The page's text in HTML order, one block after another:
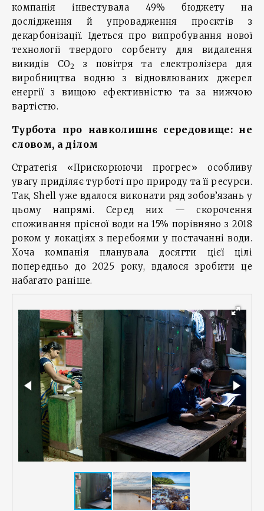
компанія інвестувала 49% бюджету на
дослідження й упровадження проєктів з
декарбонізації. Ідеться про випробування нової
технології твердого сорбенту для видалення
викидів CO2
з повітря та електролізера для
виробництва водню з відновлюваних джерел
енергії з вищою ефективністю та за нижчою
вартістю.
Турбота про навколишнє середовище: не
словом, а ділом
Стратегія «Прискорюючи прогрес» особливу
увагу приділяє турботі про природу та її ресурси.
Так, Shell уже вдалося виконати ряд зобов’язань у
цьому напрямі. Серед них — скорочення
споживання прісної води на 15% порівняно з 2018
роком у локаціях з перебоями у постачанні води.
Хоча компанія планувала досягти цієї цілі
попередньо до 2025 року, вдалося зробити це
набагато раніше.